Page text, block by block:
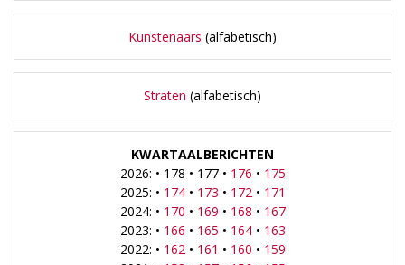
Kunstenaars (alfabetisch)
Straten (alfabetisch)
KWARTAALBERICHTEN
2026: • 178 • 177 • 176 • 175
2025: • 174• 173 • 172• 171
2024: • 170 • 169 • 168 • 167
2023: • 166 • 165 • 164• 163
2022: • 162• 161 • 160 • 159